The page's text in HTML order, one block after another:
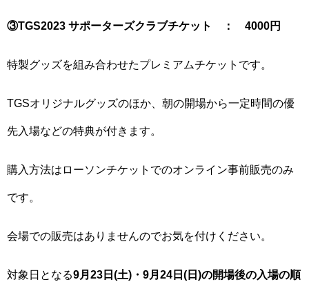
③TGS2023 サポーターズクラブチケット ： 4000円
特製グッズを組み合わせたプレミアムチケットです。
TGSオリジナルグッズのほか、朝の開場から一定時間の優
先入場などの特典が付きます。
購入方法はローソンチケットでのオンライン事前販売のみ
です。
会場での販売はありませんのでお気を付けください。
対象日となる9月23日(土)・9月24日(日)の開場後の入場の順